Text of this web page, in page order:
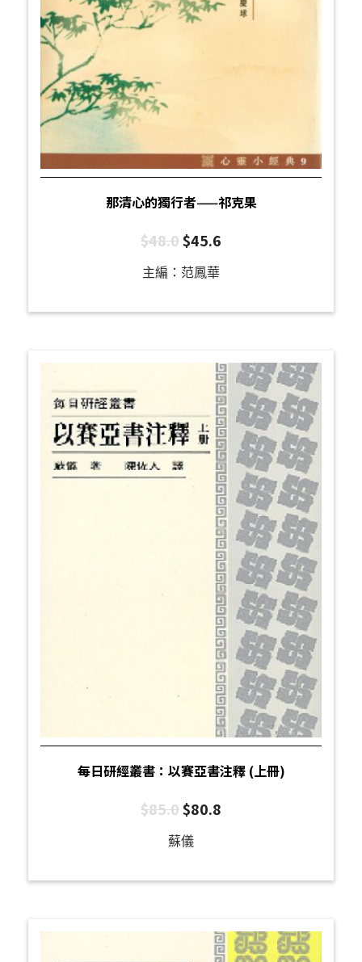
那清心的獨行者——祁克果
$48.0$45.6
主編：范鳳華
每日研經叢書：以賽亞書注釋 (上冊)
$85.0$80.8
蘇儀